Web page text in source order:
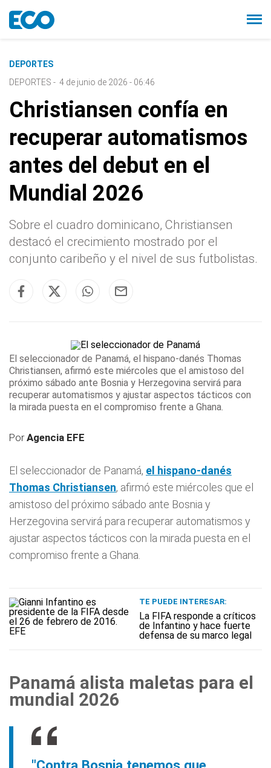
DEPORTES
DEPORTES - 4 de junio de 2026 - 06:46
Christiansen confía en
recuperar automatismos
antes del debut en el
Mundial 2026
Sobre el cuadro dominicano, Christiansen
destacó el crecimiento mostrado por el
conjunto caribeño y el nivel de sus futbolistas.
El seleccionador de Panamá, el hispano-danés Thomas
Christiansen, afirmó este miércoles que el amistoso del
próximo sábado ante Bosnia y Herzegovina servirá para
recuperar automatismos y ajustar aspectos tácticos con
la mirada puesta en el compromiso frente a Ghana.
PorAgencia EFE
El seleccionador de Panamá, el hispano-danés
Thomas Christiansen, afirmó este miércoles que el
amistoso del próximo sábado ante Bosnia y
Herzegovina servirá para recuperar automatismos y
ajustar aspectos tácticos con la mirada puesta en el
compromiso frente a Ghana.
TE PUEDE INTERESAR:
La FIFA responde a críticos
de Infantino y hace fuerte
defensa de su marco legal
Panamá alista maletas para el
mundial 2026